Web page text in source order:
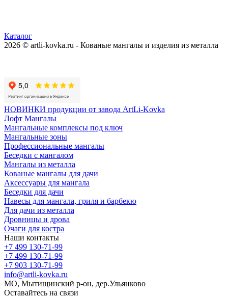
Каталог
2026 © artli-kovka.ru - Кованые мангалы и изделия из металла
НОВИНКИ продукции от завода ArtLi-Kovka
Лофт Мангалы
Мангальные комплексы под ключ
Мангальные зоны
Профессиональные мангалы
Беседки с мангалом
Мангалы из металла
Кованые мангалы для дачи
Аксессуары для мангала
Беседки для дачи
Навесы для мангала, гриля и барбекю
Для дачи из металла
Дровницы и дрова
Очаги для костра
Наши контакты
+7 499 130-71-99
+7 499 130-71-99
+7 903 130-71-99
info@artli-kovka.ru
МО, Мытищинский р-он, дер.Ульянково
Оставайтесь на связи